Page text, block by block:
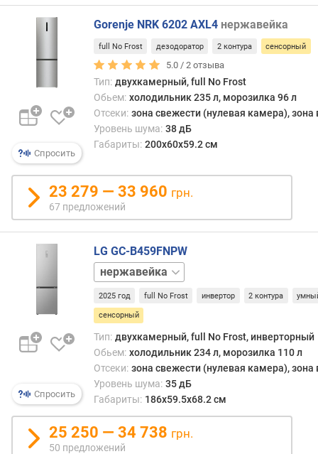
а
м
в
а
и
к
г
/
с
к
л
о
г
н
Спросить
Gorenje NRK 6202 AXL4 нержавейка
full No Frost дезодоратор 2 контура сенсорный
5.0 /2 отзыва
Тип: двухкамерный, full No Frost
Обьем: холодильник 235 л, морозилка 96 л
Отсеки: зона свежести (нулевая камера),
Уровень шума: 38 дБ
Габариты: 200x60x59.2 см
23 279 — 33 960 грн.
67 предложений
Спросить
LG GC-B459FNPW
бежевый
2025 год full No Frost инвертор 2 контура
сенсорный
Тип: двухкамерный, full No Frost, инверторный
Обьем: холодильник 234 л, морозилка 110 л
Отсеки: зона свежести (нулевая камера), зона
Уровень шума: 35 дБ
Габариты: 186х59.5х68.2 см
25 250 — 34 738 грн.
50 предложений